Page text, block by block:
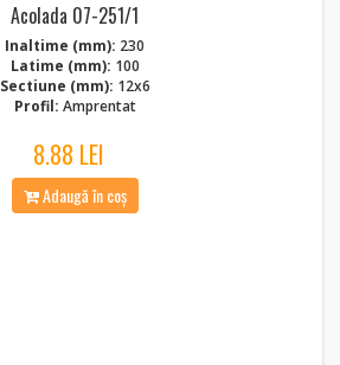
Acolada 07-251/1
Inaltime (mm): 230
Latime (mm): 100
Sectiune (mm): 12x6
Profil: Amprentat
8.88 LEI
Adaugă în coș